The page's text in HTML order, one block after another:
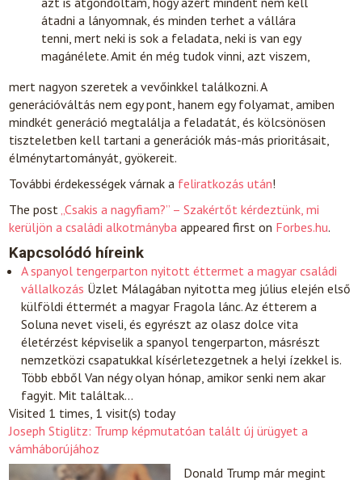
átadni a lányomnak, és minden terhet a vállára
tenni, mert neki is sok a feladata, neki is van egy
magánélete. Amit én még tudok vinni, azt viszem,
mert nagyon szeretek a vevőinkkel találkozni. A
generációváltás nem egy pont, hanem egy folyamat, amiben
mindkét generáció megtalálja a feladatát, és kölcsönösen
tiszteletben kell tartani a generációk más-más prioritásait,
élménytartományát, gyökereit.
További érdekességek várnak a feliratkozás után!
The post „Csakis a nagyfiam?” – Szakértőt kérdeztünk, mi
kerüljön a családi alkotmányba appeared first on Forbes.hu.
Kapcsolódó híreink
A spanyol tengerparton nyitott éttermet a magyar családi
vállalkozás Üzlet Málagában nyitotta meg július elején első
külföldi éttermét a magyar Fragola lánc. Az étterem a
Soluna nevet viseli, és egyrészt az olasz dolce vita
életérzést képviselik a spanyol tengerparton, másrészt
nemzetközi csapatukkal kísérletezgetnek a helyi ízekkel is.
Több ebből Van négy olyan hónap, amikor senki nem akar
fagyit. Mit találtak…
Visited 1 times, 1 visit(s) today
Joseph Stiglitz: Trump képmutatóan talált új ürügyet a
vámháborújához
Donald Trump már megint